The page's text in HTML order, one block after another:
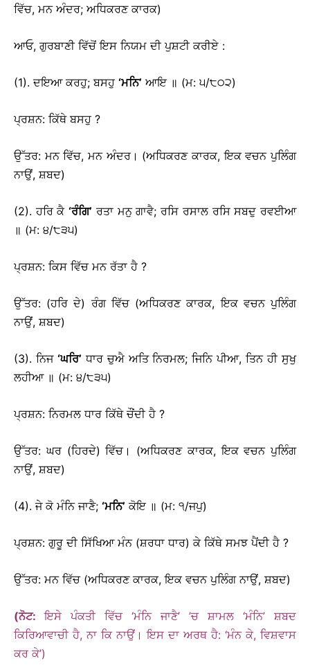
ਵਿੱਚ, ਮਨ ਅੰਦਰ; ਅਧਿਕਰਣ ਕਾਰਕ)
ਆਓ, ਗੁਰਬਾਣੀ ਵਿੱਚੋਂ ਇਸ ਨਿਯਮ ਦੀ ਪੁਸ਼ਟੀ ਕਰੀਏ :
(1). ਦਇਆ ਕਰਹੁ; ਬਸਹੁ ‘ਮਨਿ’ ਆਇ ॥ (ਮ: ੫/੮੦੨)
ਪ੍ਰਸ਼ਨ: ਕਿੱਥੇ ਬਸਹੁ ?
ਉੱਤਰ: ਮਨ ਵਿੱਚ, ਮਨ ਅੰਦਰ। (ਅਧਿਕਰਣ ਕਾਰਕ, ਇਕ ਵਚਨ ਪੁਲਿੰਗ
ਨਾਉਂ, ਸ਼ਬਦ)
(2). ਹਰਿ ਕੈ‘ਰੰਗਿ’ ਰਤਾ ਮਨੁ ਗਾਵੈ; ਰਸਿ ਰਸਾਲ ਰਸਿ ਸਬਦੁ ਰਵਈਆ
॥ (ਮ: ੪/੮੩੫)
ਪ੍ਰਸ਼ਨ: ਕਿਸ ਵਿੱਚ ਮਨ ਰੱਤਾ ਹੈ ?
ਉੱਤਰ: (ਹਰਿ ਦੇ) ਰੰਗ ਵਿੱਚ (ਅਧਿਕਰਣ ਕਾਰਕ, ਇਕ ਵਚਨ ਪੁਲਿੰਗ
ਨਾਉਂ, ਸ਼ਬਦ)
(3). ਨਿਜ ‘ਘਰਿ’ ਧਾਰ ਚੁਐ ਅਤਿ ਨਿਰਮਲ; ਜਿਨਿ ਪੀਆ, ਤਿਨ ਹੀ ਸੁਖੁ
ਲਹੀਆ ॥ (ਮ: ੪/੮੩੫)
ਪ੍ਰਸ਼ਨ: ਨਿਰਮਲ ਧਾਰ ਕਿੱਥੇ ਚੌਂਦੀ ਹੈ ?
ਉੱਤਰ: ਘਰ (ਹਿਰਦੇ) ਵਿੱਚ। (ਅਧਿਕਰਣ ਕਾਰਕ, ਇਕ ਵਚਨ ਪੁਲਿੰਗ
ਨਾਉਂ, ਸ਼ਬਦ)
(4). ਜੇ ਕੋ ਮੰਨਿ ਜਾਣੈ; ‘ਮਨਿ’ ਕੋਇ ॥ (ਮ: ੧/ਜਪੁ)
ਪ੍ਰਸ਼ਨ: ਗੁਰੂ ਦੀ ਸਿੱਖਿਆ ਮੰਨ (ਸ਼ਰਧਾ ਧਾਰ) ਕੇ ਕਿੱਥੇ ਸਮਝ ਪੈਂਦੀ ਹੈ ?
ਉੱਤਰ: ਮਨ ਵਿੱਚ (ਅਧਿਕਰਣ ਕਾਰਕ, ਇਕ ਵਚਨ ਪੁਲਿੰਗ ਨਾਉਂ, ਸ਼ਬਦ)
(ਨੋਟ:
ਇਸੇ ਪੰਕਤੀ ਵਿੱਚ ‘ਮੰਨਿ ਜਾਣੈ’ ’ਚ ਸ਼ਾਮਲ ‘ਮੰਨਿ’ ਸ਼ਬਦ
ਕਿਰਿਆਵਾਚੀ ਹੈ, ਨਾ ਕਿ ਨਾਉਂ। ਇਸ ਦਾ ਅਰਥ ਹੈ: ‘ਮੰਨ ਕੇ, ਵਿਸ਼ਵਾਸ
ਕਰ ਕੇ’)